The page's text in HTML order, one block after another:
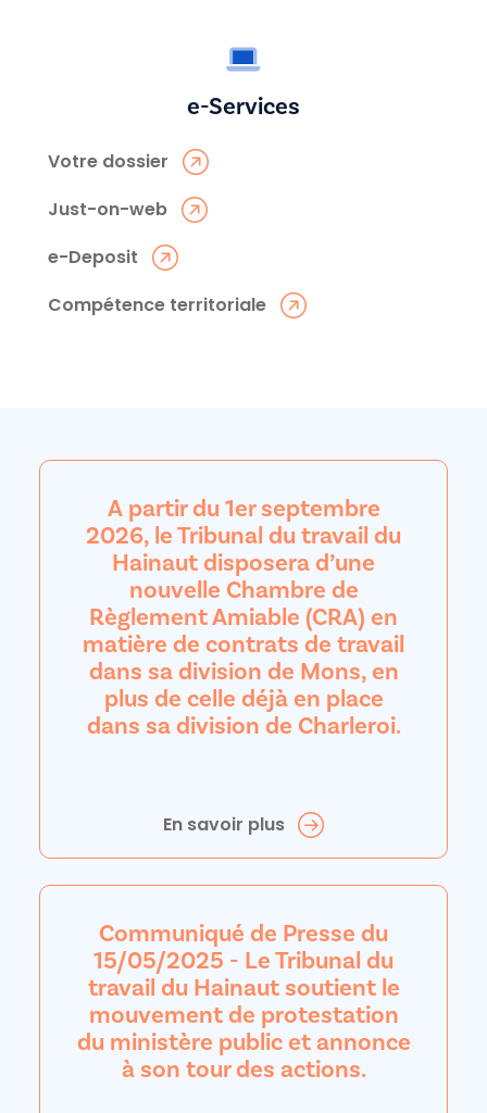
e-Services
Votre dossier
Just-on-web
e-Deposit
Compétence territoriale
A partir du 1er septembre
2026, le Tribunal du travail du
Hainaut disposera d’une
nouvelle Chambre de
Règlement Amiable (CRA) en
matière de contrats de travail
dans sa division de Mons, en
plus de celle déjà en place
dans sa division de Charleroi.
En savoir plus
Communiqué de Presse du
15/05/2025 - Le Tribunal du
travail du Hainaut soutient le
mouvement de protestation
du ministère public et annonce
à son tour des actions.